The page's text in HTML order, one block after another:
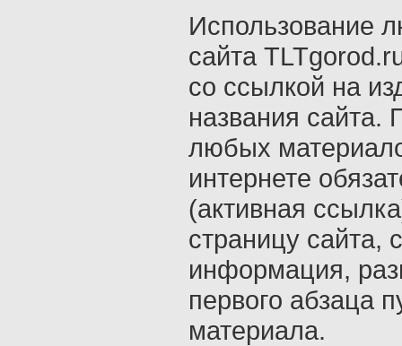
Использование
сайта
со ссылкой на
названия сайта.
любых
интернете
(активная
страницу сайта,
информация,
первого абзаца
материала.